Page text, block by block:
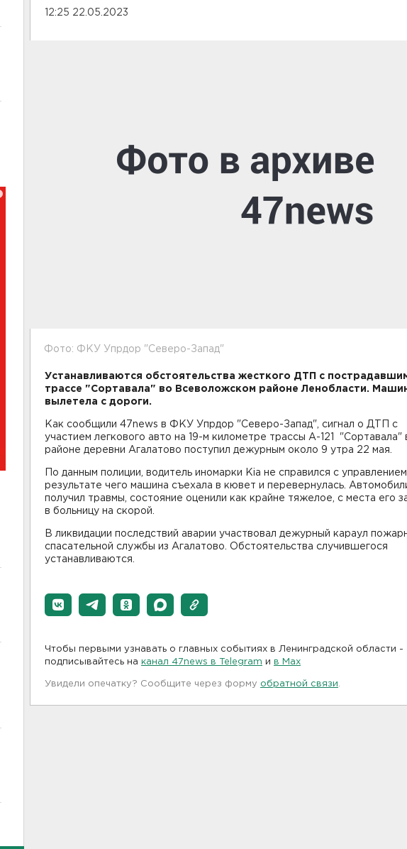
12:25 22.05.2023
Фото: ФКУ Упрдор "Северо-Запад"
Устанавливаются обстоятельства жесткого ДТП с
трассе "Сортавала" во Всеволожском районе Ленобласти.
вылетела с дороги.
Как сообщили 47news в ФКУ Упрдор "Северо-Запад", сигнал о ДТП с
участием легкового авто на 19-м километре трассы А-121 "Сортавала"
районе деревни Агалатово поступил дежурным около 9 утра 22 мая.
По данным полиции, водитель иномарки Kia не справился с
результате чего машина съехала в кювет и перевернулась.
получил травмы, состояние оценили как крайне тяжелое, с места его
в больницу на скорой.
В ликвидации последствий аварии участвовал дежурный караул
спасательной службы из Агалатово. Обстоятельства случившегося
устанавливаются.
Чтобы первыми узнавать о главных событиях в Ленинградской области -
подписывайтесь на канал 47news в Telegram и в Maх
Увидели опечатку? Сообщите через форму обратной связи